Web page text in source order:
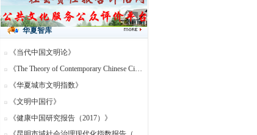
华夏院院长等专家在宁洱县茶马古道考察
持续追求 城乡精神文明建设的更高形态
纪念上海华夏社会发展研究院成立30 周年系列报道·专栏——聚焦市民现代文明素养研究 改进创新精神文明建设
华夏智库
《当代中国文明论》
《The Theory of Contemporary Chinese Civilization》
《华夏城市文明指数》
《文明中国行》
《健康中国研究报告（2017）》